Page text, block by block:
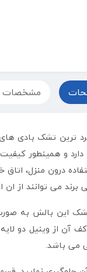
درون منزل، اتاق
می توانند از
این بالش به
آن از وینیل دو
می باشد.